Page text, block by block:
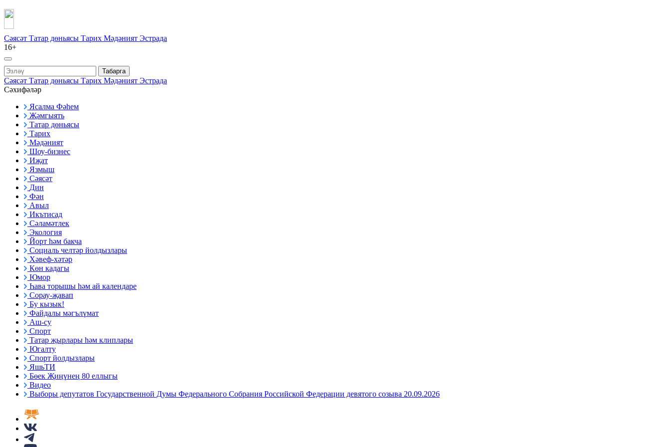
Сәясәт Татар дөньясы Тарих Мәдәният Эстрада
16+
Табарга
Сәясәт Татар дөньясы Тарих Мәдәният Эстрада
Сәхифәләр
Ясалма Фәһем
Җәмгыять
Татар дөньясы
Тарих
Мәдәният
Шоу-бизнес
Иҗат
Язмыш
Сәясәт
Дин
Фән
Авыл
Икътисад
Сәламәтлек
Экология
Йорт һәм бакча
Социаль челтәр йолдызлары
Хәвеф-хәтәр
Көн кадагы
Юмор
Һава торышы һәм ай календаре
Сорау-җавап
Бу кызык!
Файдалы мәгълүмат
Аш-су
Спорт
Татар җырлары һәм клиплары
Югалту
Спорт йолдызлары
ЯшьТИ
Бөек Җиңүнең 80 еллыгы
Видео
Выборы депутатов Государственной Думы Федерального Собрания Российской Федерации девятого созыва 20.09.2026